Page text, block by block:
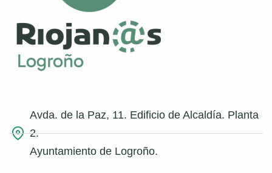
Avda. de la Paz, 11. Edificio de Alcaldía. Planta
2.
Ayuntamiento de Logroño.